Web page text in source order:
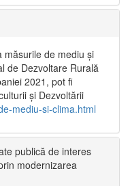
măsurile de mediu și
de Dezvoltare Rurală
2021, pot fi
și Dezvoltării
mediu-si-clima.html
publică de interes
modernizarea